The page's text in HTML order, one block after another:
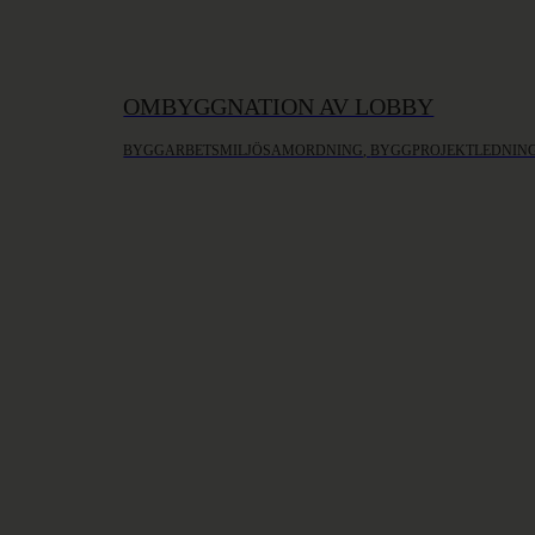
OMBYGGNATION AV LOBBY
BYGGARBETSMILJÖSAMORDNING